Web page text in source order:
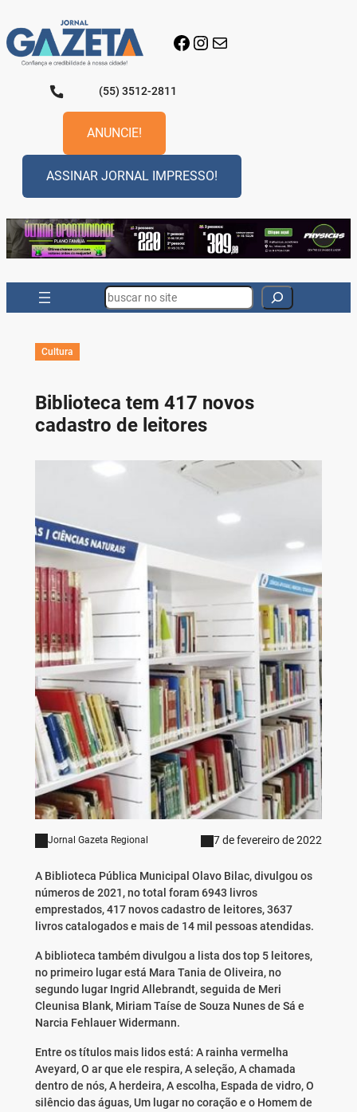
para
o
conteúdo
Facebook
Instagram
E-mail
(55) 3512-2811
ANUNCIE!
ASSINAR JORNAL IMPRESSO!
Search
Cultura
Biblioteca tem 417 novos
cadastro de leitores
Jornal Gazeta Regional 7 de fevereiro de 2022
A Biblioteca Pública Municipal Olavo Bilac, divulgou os
números de 2021, no total foram 6943 livros
emprestados, 417 novos cadastro de leitores, 3637
livros catalogados e mais de 14 mil pessoas atendidas.
A biblioteca também divulgou a lista dos top 5 leitores,
no primeiro lugar está Mara Tania de Oliveira, no
segundo lugar Ingrid Allebrandt, seguida de Meri
Cleunisa Blank, Miriam Taíse de Souza Nunes de Sá e
Narcia Fehlauer Widermann.
Entre os títulos mais lidos está: A rainha vermelha
Aveyard, O ar que ele respira, A seleção, A chamada
dentro de nós, A herdeira, A escolha, Espada de vidro, O
silêncio das águas, Um lugar no coração e o Homem de